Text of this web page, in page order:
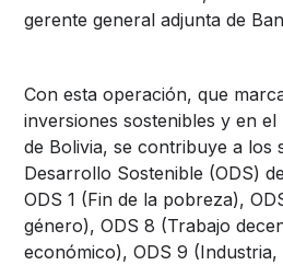
gerente general adjunta de
Con esta operación, que
inversiones sostenibles y en
de Bolivia, se contribuye a los
Desarrollo Sostenible (ODS)
ODS 1 (Fin de la pobreza),
género), ODS 8 (Trabajo
económico), ODS 9